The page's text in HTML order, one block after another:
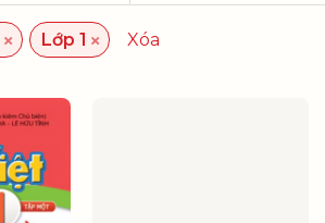
× Lớp 1 × Xóa